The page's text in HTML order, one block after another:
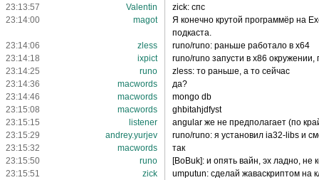
23:13:57
Valentin
zick: спс
23:14:00
magot
Я конечно крутой программёр на
подкаста.
23:14:06
zless
runo/runo: раньше работало в х64
23:14:18
ixpict
runo/runo запусти в x86 окружении,
23:14:25
runo
zless: то раньше, а то сейчас
23:14:36
macwords
да?
23:14:46
macwords
mongo db
23:15:08
macwords
ghbitahjdfyst
23:15:15
listener
angular же не предполагает (по
23:15:29
andrey.yurjev
runo/runo: я установил ia32-libs и
23:15:32
macwords
так
23:15:50
runo
[BoBuk]: и опять вайн, эх ладно, не
23:15:51
zick
umputun: сделай жаваскриптом на